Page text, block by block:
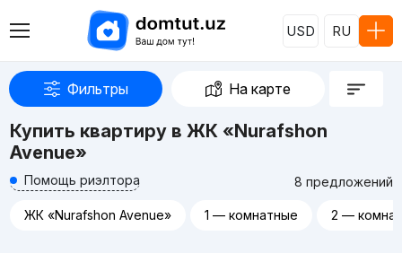
USD RU
Фильтры На карте
Купить квартиру в ЖК «Nurafshon
Avenue»
8 предложений
Помощь риэлтора
ЖК «Nurafshon Avenue» 1 — комнатные 2 —